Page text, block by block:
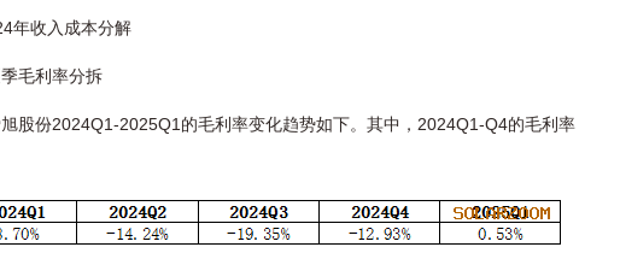
年收入成本分解
毛利率分拆
股份2024Q1-2025Q1的毛利率变化趋势如下。其中，2024Q1-Q4的毛利率